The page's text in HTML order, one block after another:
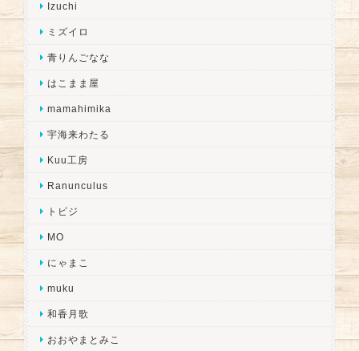
Izuchi
ミズイロ
青りんごなな
はこまま屋
mamahimika
宇海来わたる
Kuu工房
Ranunculus
トビジ
MO
にゃまこ
muku
和香月歌
おおやまとみこ